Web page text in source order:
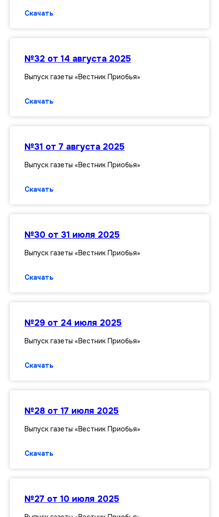
Скачать
№32 от 14 августа 2025
Выпуск газеты «Вестник Приобья»
Скачать
№31 от 7 августа 2025
Выпуск газеты «Вестник Приобья»
Скачать
№30 от 31 июля 2025
Выпуск газеты «Вестник Приобья»
Скачать
№29 от 24 июля 2025
Выпуск газеты «Вестник Приобья»
Скачать
№28 от 17 июля 2025
Выпуск газеты «Вестник Приобья»
Скачать
№27 от 10 июля 2025